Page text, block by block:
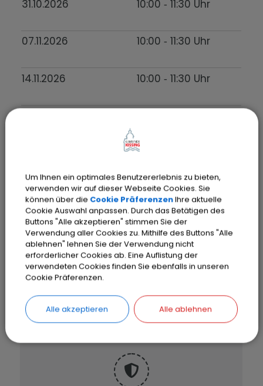
31.10.2026 10:00 ‐ 11:30 Uhr
07.11.2026 10:00 ‐ 11:30 Uhr
14.11.2026 10:00 ‐ 11:30 Uhr
10:00
05.12.2026 10:00‐ 11:30Uhr
12.12.2026 10:00‐ 11:30 Uhr
19.12.2026 10:00‐ 11:30Uhr
Um Ihnen ein optimales Benutzererlebnis zu bieten,
verwenden wir auf dieser Webseite Cookies. Sie
können über die Cookie PräferenzenIhre aktuelle
Cookie Auswahl anpassen. Durch das Betätigen des
Buttons "Alle akzeptieren" stimmen Sie der
Verwendung aller Cookies zu. Mithilfe des Buttons "Alle
ablehnen" lehnen Sie der Verwendung nicht
erforderlicher Cookies ab. Eine Auflistung der
verwendeten Cookies finden Sie ebenfalls in unseren
Cookie Präferenzen.
Alle akzeptieren Alle ablehnen